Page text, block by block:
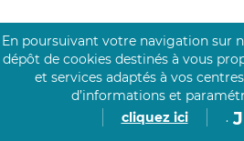
4,6 /5
Avis clients
récoltés sur
Google
En poursuivant votre navigation sur
dépôt de cookies destinés à vous
et services adaptés à vos
d’informations et
cliquez ici
.